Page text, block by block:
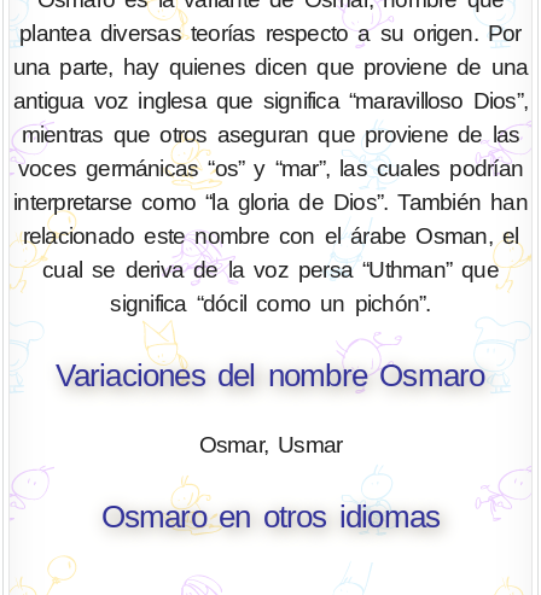
plantea diversas teorías respecto a su origen. Por
una parte, hay quienes dicen que proviene de una
antigua voz inglesa que significa “maravilloso Dios”,
mientras que otros aseguran que proviene de las
voces germánicas “os” y “mar”, las cuales podrían
interpretarse como “la gloria de Dios”. También han
relacionado este nombre con el árabe Osman, el
cual se deriva de la voz persa “Uthman” que
significa “dócil como un pichón”.
Variaciones del nombre Osmaro
Osmar, Usmar
Osmaro en otros idiomas